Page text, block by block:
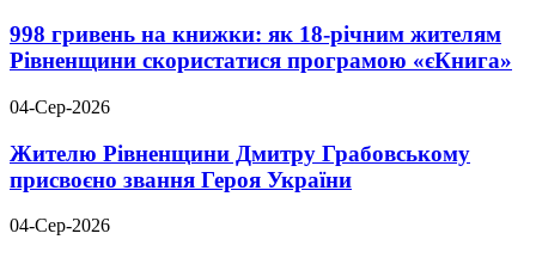
998 гривень на книжки: як 18-річним жителям
Рівненщини скористатися програмою «єКнига»
04-Сер-2026
Жителю Рівненщини Дмитру Грабовському
присвоєно звання Героя України
04-Сер-2026